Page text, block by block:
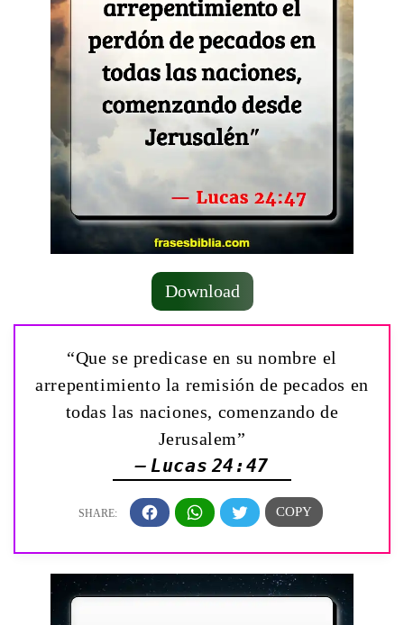
Download
“Que se predicase en su nombre el
arrepentimiento la remisión de pecados en
todas las naciones, comenzando de
Jerusalem”
— Lucas 24:47